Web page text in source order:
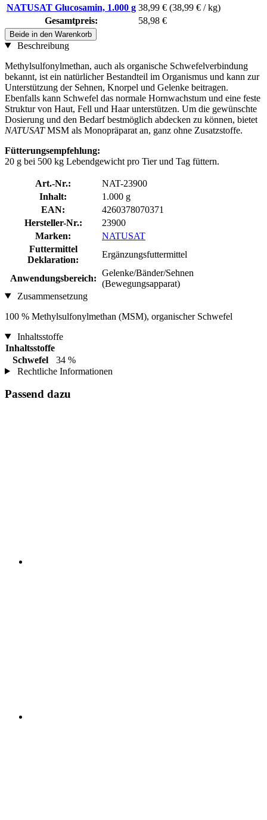
NATUSAT Glucosamin, 1.000 g 38,99 € (38,99 € / kg)
Gesamtpreis:
58,98 €
Beide in den Warenkorb
Beschreibung
Methylsulfonylmethan, auch als organische Schwefelverbindung
bekannt, ist ein natürlicher Bestandteil im Organismus und kann zur
Unterstützung der Sehnen, Knorpel und Gelenke beitragen.
Ebenfalls kann Schwefel das normale Hornwachstum und eine feste
Struktur von Haut, Fell und Haar unterstützen. Um die gewünschte
Dosierung und den Bedarf bestmöglich abdecken zu können, bietet
NATUSATMSM als Monopräparat an, ganz ohne Zusatzstoffe.
Fütterungsempfehlung:
20 g bei 500 kg Lebendgewicht pro Tier und Tag füttern.
Art.-Nr.:
NAT-23900
Inhalt:
1.000 g
EAN:
4260378070371
Hersteller-Nr.:
23900
Marken:
NATUSAT
Futtermittel
Deklaration:
Ergänzungsfuttermittel
Anwendungsbereich:
Gelenke/Bänder/Sehnen
(Bewegungsapparat)
Zusammensetzung
100 % Methylsulfonylmethan (MSM), organischer Schwefel
Inhaltsstoffe
Inhaltsstoffe
Schwefel
34 %
Rechtliche Informationen
Passend dazu